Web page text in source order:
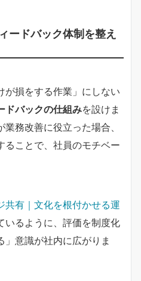
ードバック体制を整え
が損をする作業」にしない
ドバックの仕組みを設けま
務改善に役立った場合、
ることで、社員のモチベー
共有｜文化を根付かせる運
いるように、評価を制度化
意識が社内に広がりま